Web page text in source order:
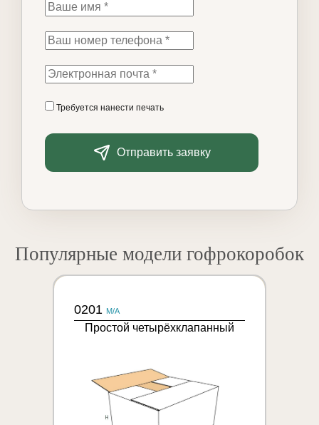
Требуется нанести печать
Отправить заявку
Популярные модели гофрокоробок
0201 M/A
Простой четырёхклапанный